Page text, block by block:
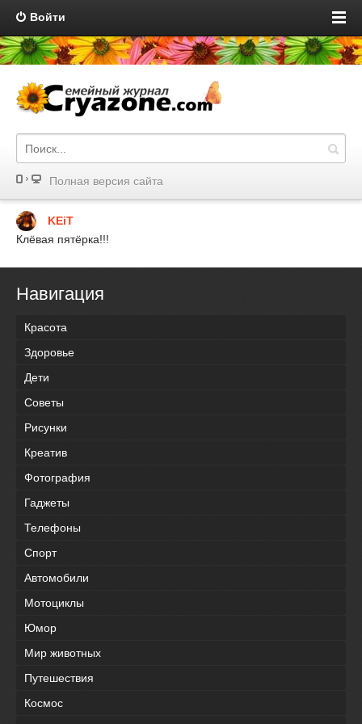
Войти
Полная версия сайта
KEiT
Клёвая пятёрка!!!
Навигация
Красота
Здоровье
Дети
Советы
Рисунки
Креатив
Фотография
Гаджеты
Телефоны
Спорт
Автомобили
Мотоциклы
Юмор
Мир животных
Путешествия
Космос